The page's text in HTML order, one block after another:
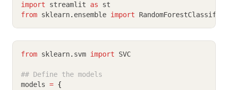
import streamlit as st
from sklearn. ensemble import RandomForestClassifier
from sklearn. svm import SVC
## Define the models
models = {